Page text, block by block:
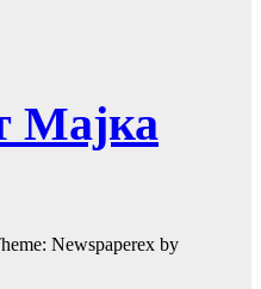
Мајка
Newspaperex by